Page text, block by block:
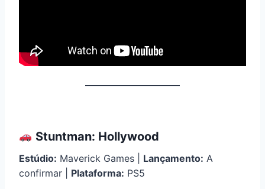
Stuntman: Hollywood
Estúdio: Maverick Games | Lançamento: A
confirmar | Plataforma: PS5